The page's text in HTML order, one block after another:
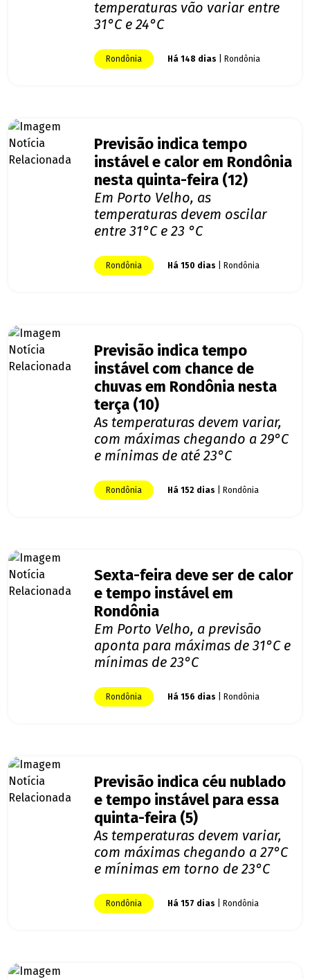
temperaturas vão variar entre
31°C e 24°C
Rondônia Há 148 dias | Rondônia
Previsão indica tempo
instável e calor em Rondônia
nesta quinta-feira (12)
Em Porto Velho, as
temperaturas devem oscilar
entre 31°C e 23 °C
Rondônia Há 150 dias | Rondônia
Previsão indica tempo
instável com chance de
chuvas em Rondônia nesta
terça (10)
As temperaturas devem variar,
com máximas chegando a 29°C
e mínimas de até 23°C
Rondônia Há 152 dias | Rondônia
Sexta-feira deve ser de calor
e tempo instável em
Rondônia
Em Porto Velho, a previsão
aponta para máximas de 31°C e
mínimas de 23°C
Rondônia Há 156 dias | Rondônia
Previsão indica céu nublado
e tempo instável para essa
quinta-feira (5)
As temperaturas devem variar,
com máximas chegando a 27°C
e mínimas em torno de 23°C
Rondônia Há 157 dias | Rondônia